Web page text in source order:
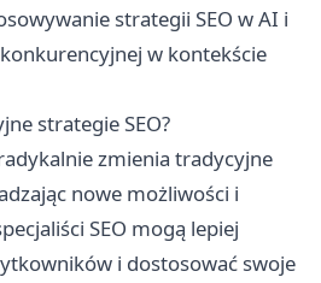
strategii SEO w AI i
w kontekście
strategie SEO?
zmienia tradycyjne
nowe możliwości i
SEO mogą lepiej
i dostosować swoje